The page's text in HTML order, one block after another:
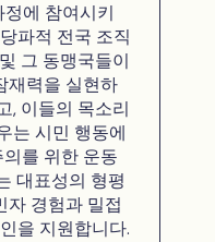
에 참여시키
파적 전국 조직
그 동맹국들이
재력을 실현하
, 이들의 목소리
는 시민 행동에
를 위한 운동
대표성의 형평
자 경험과 밀접
을 지원합니다.